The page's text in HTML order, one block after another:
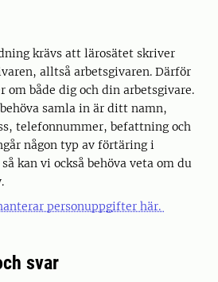
krävs att lärosätet skriver
alltså arbetsgivaren. Därför
om både dig och din arbetsgivare.
samla in är ditt namn,
telefonnummer, befattning och
någon typ av förtäring i
kan vi också behöva veta om du
personuppgifter här.
svar